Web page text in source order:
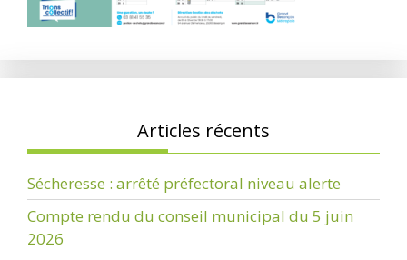
Articles récents
Sécheresse : arrêté préfectoral niveau alerte
Compte rendu du conseil municipal du 5 juin
2026